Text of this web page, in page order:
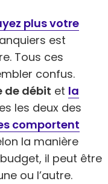
plus votre
est
Tous ces
confus.
de débit et la
les deux des
comportent
la manière
il peut être
ou l’autre.